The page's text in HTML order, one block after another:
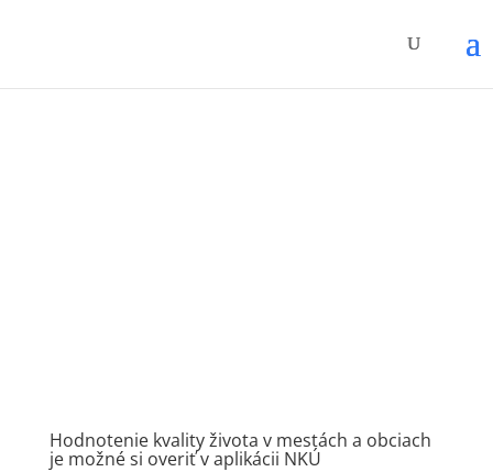
Hodnotenie kvality života v mestách a obciach
je možné si overiť v aplikácii NKÚ